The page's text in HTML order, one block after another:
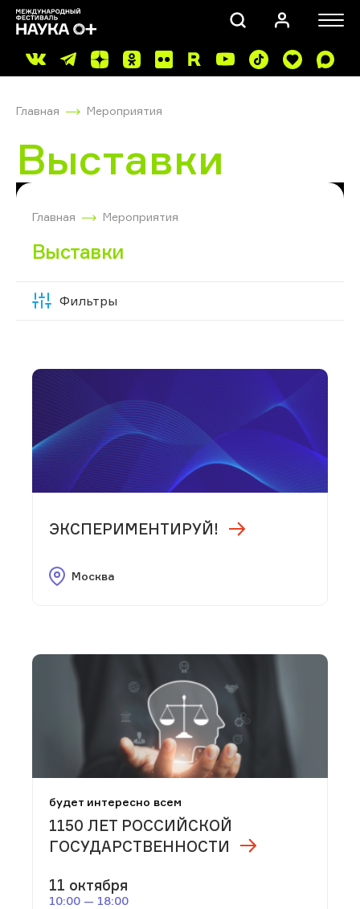
Главная Мероприятия
Выставки
Главная Мероприятия
Выставки
Фильтры
ЭКСПЕРИМЕНТИРУЙ!
Москва
будет интересно всем
1150 ЛЕТ РОССИЙСКОЙ
ГОСУДАРСТВЕННОСТИ
11 октября
10:00 — 18:00